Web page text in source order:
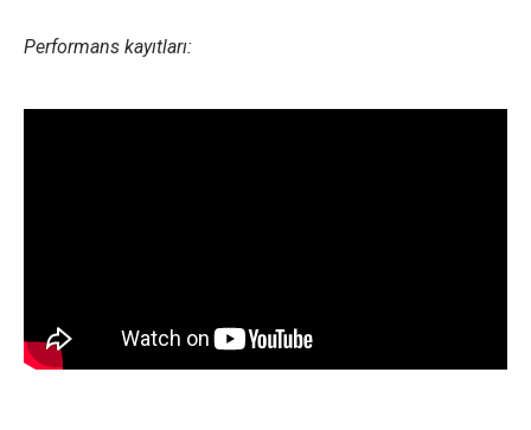
Performans kayıtları: